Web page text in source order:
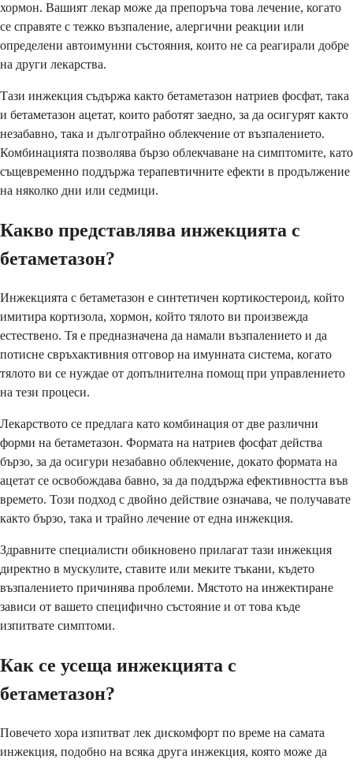
хормон. Вашият лекар може да препоръча това лечение, когато
се справяте с тежко възпаление, алергични реакции или
определени автоимунни състояния, които не са реагирали добре
на други лекарства.
Тази инжекция съдържа както бетаметазон натриев фосфат, така
и бетаметазон ацетат, които работят заедно, за да осигурят както
незабавно, така и дълготрайно облекчение от възпалението.
Комбинацията позволява бързо облекчаване на симптомите, като
същевременно поддържа терапевтичните ефекти в продължение
на няколко дни или седмици.
Какво представлява инжекцията с
бетаметазон?
Инжекцията с бетаметазон е синтетичен кортикостероид, който
имитира кортизола, хормон, който тялото ви произвежда
естествено. Тя е предназначена да намали възпалението и да
потисне свръхактивния отговор на имунната система, когато
тялото ви се нуждае от допълнителна помощ при управлението
на тези процеси.
Лекарството се предлага като комбинация от две различни
форми на бетаметазон. Формата на натриев фосфат действа
бързо, за да осигури незабавно облекчение, докато формата на
ацетат се освобождава бавно, за да поддържа ефективността във
времето. Този подход с двойно действие означава, че получавате
както бързо, така и трайно лечение от една инжекция.
Здравните специалисти обикновено прилагат тази инжекция
директно в мускулите, ставите или меките тъкани, където
възпалението причинява проблеми. Мястото на инжектиране
зависи от вашето специфично състояние и от това къде
изпитвате симптоми.
Как се усеща инжекцията с
бетаметазон?
Повечето хора изпитват лек дискомфорт по време на самата
инжекция, подобно на всяка друга инжекция, която може да